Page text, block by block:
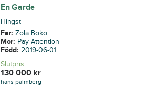
En Garde
Hingst
Far:Zola Boko
Mor: Pay Attention
Född:2019-06-01
Slutpris:
130 000 kr
hans palmberg